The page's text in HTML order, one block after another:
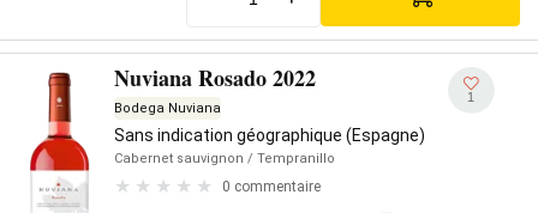
Nuviana Rosado 2022
Bodega Nuviana
Sans indication géographique (Espagne)
Cabernet sauvignon / Tempranillo
0 commentaire
1